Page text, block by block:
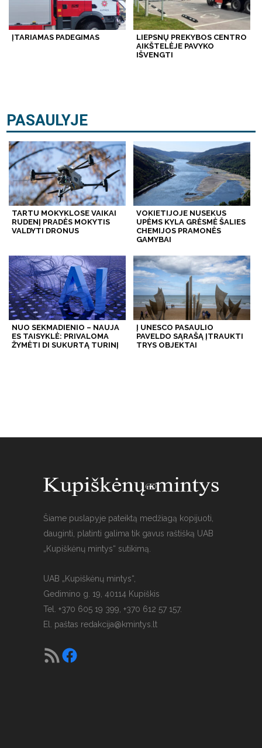
ĮTARIAMAS PADEGIMAS
LIEPSNŲ PREKYBOS CENTRO
AIKŠTELĖJE PAVYKO
IŠVENGTI
PASAULYJE
TARTU MOKYKLOSE VAIKAI
RUDENĮ PRADĖS MOKYTIS
VALDYTI DRONUS
VOKIETIJOJE NUSEKUS
UPĖMS KYLA GRĖSMĖ ŠALIES
CHEMIJOS PRAMONĖS
GAMYBAI
NUO SEKMADIENIO – NAUJA
ES TAISYKLĖ: PRIVALOMA
ŽYMĖTI DI SUKURTĄ TURINĮ
Į UNESCO PASAULIO
PAVELDO SĄRAŠĄ ĮTRAUKTI
TRYS OBJEKTAI
Šiame puslapyje pateiktą medžiagą kopijuoti,
dauginti, platinti galima tik gavus raštišką UAB
„Kupiškėnų mintys“ sutikimą.
UAB „Kupiškėnų mintys“,
Gedimino g. 19, 40114 Kupiškis
Tel. +370 605 19 399, +370 612 57 157.
El. paštas redakcija@kmintys.lt